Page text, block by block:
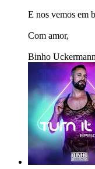
E nos vemos em
Com amor,
Binho